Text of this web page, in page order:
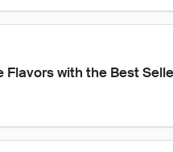
Flavors with the Best